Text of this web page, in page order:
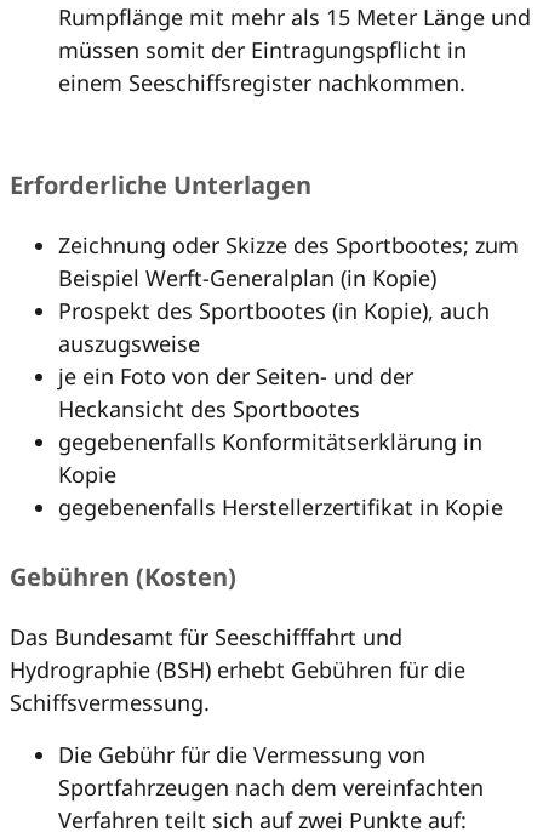
Rumpflänge mit mehr als 15 Meter Länge und
müssen somit der Eintragungspflicht in
einem Seeschiffsregister nachkommen.
Erforderliche Unterlagen
Zeichnung oder Skizze des Sportbootes; zum
Beispiel Werft-Generalplan (in Kopie)
Prospekt des Sportbootes (in Kopie), auch
auszugsweise
je ein Foto von der Seiten- und der
Heckansicht des Sportbootes
gegebenenfalls Konformitätserklärung in
Kopie
gegebenenfalls Herstellerzertifikat in Kopie
Gebühren (Kosten)
Das Bundesamt für Seeschifffahrt und
Hydrographie (BSH) erhebt Gebühren für die
Schiffsvermessung.
Die Gebühr für die Vermessung von
Sportfahrzeugen nach dem vereinfachten
Verfahren teilt sich auf zwei Punkte auf: